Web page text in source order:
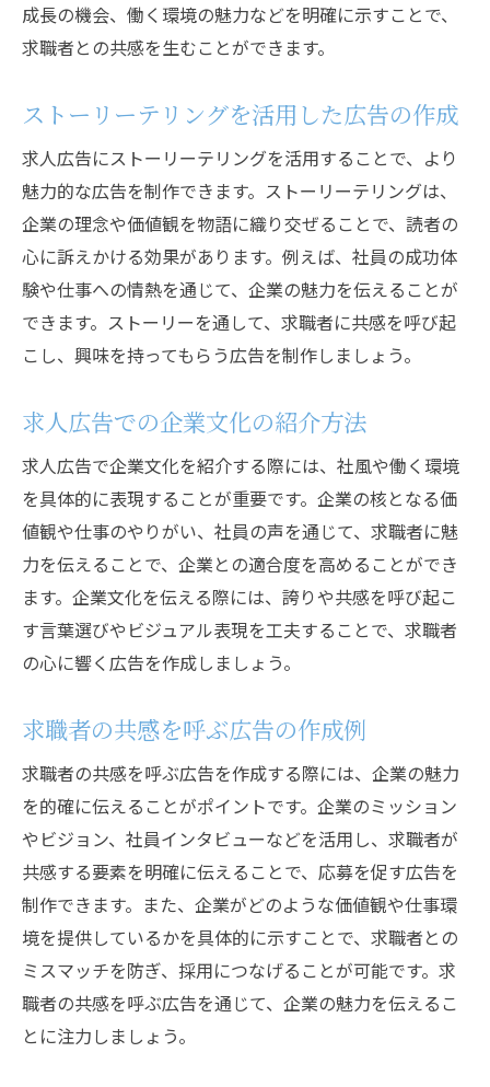
成長の機会、働く環境の魅力などを明確に示すことで、
求職者との共感を生むことができます。
ストーリーテリングを活用した広告の作成
求人広告にストーリーテリングを活用することで、より
魅力的な広告を制作できます。ストーリーテリングは、
企業の理念や価値観を物語に織り交ぜることで、読者の
心に訴えかける効果があります。例えば、社員の成功体
験や仕事への情熱を通じて、企業の魅力を伝えることが
できます。ストーリーを通して、求職者に共感を呼び起
こし、興味を持ってもらう広告を制作しましょう。
求人広告での企業文化の紹介方法
求人広告で企業文化を紹介する際には、社風や働く環境
を具体的に表現することが重要です。企業の核となる価
値観や仕事のやりがい、社員の声を通じて、求職者に魅
力を伝えることで、企業との適合度を高めることができ
ます。企業文化を伝える際には、誇りや共感を呼び起こ
す言葉選びやビジュアル表現を工夫することで、求職者
の心に響く広告を作成しましょう。
求職者の共感を呼ぶ広告の作成例
求職者の共感を呼ぶ広告を作成する際には、企業の魅力
を的確に伝えることがポイントです。企業のミッション
やビジョン、社員インタビューなどを活用し、求職者が
共感する要素を明確に伝えることで、応募を促す広告を
制作できます。また、企業がどのような価値観や仕事環
境を提供しているかを具体的に示すことで、求職者との
ミスマッチを防ぎ、採用につなげることが可能です。求
職者の共感を呼ぶ広告を通じて、企業の魅力を伝えるこ
とに注力しましょう。